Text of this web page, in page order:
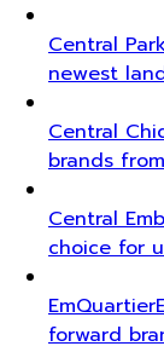
Central
newest
Central
brands
Central
choice for
EmQuartier
forward